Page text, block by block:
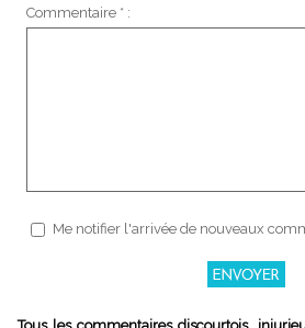
Commentaire * :
Me notifier l'arrivée de nouveaux